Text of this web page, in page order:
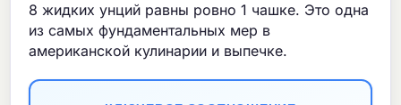
8 жидких унций равны ровно 1 чашке. Это одна
из самых фундаментальных мер в
американской кулинарии и выпечке.